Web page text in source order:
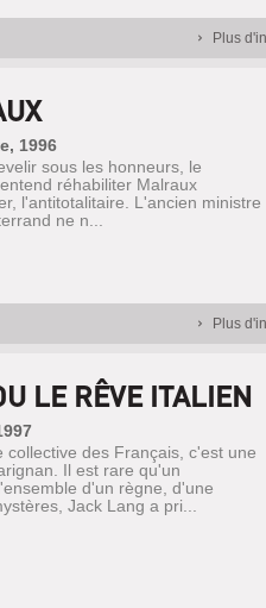
Plus
1996
sous les honneurs, le
réhabiliter Malraux
l'antitotalitaire. L'ancien ministre
ne n...
Plus
LE RÊVE ITALIEN
des Français, c'est une
Il est rare qu'un
d'un règne, d'une
Jack Lang a pri...